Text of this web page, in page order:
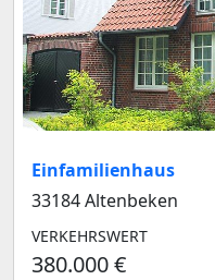
Einfamilienhaus
33184 Altenbeken
VERKEHRSWERT
380.000 €